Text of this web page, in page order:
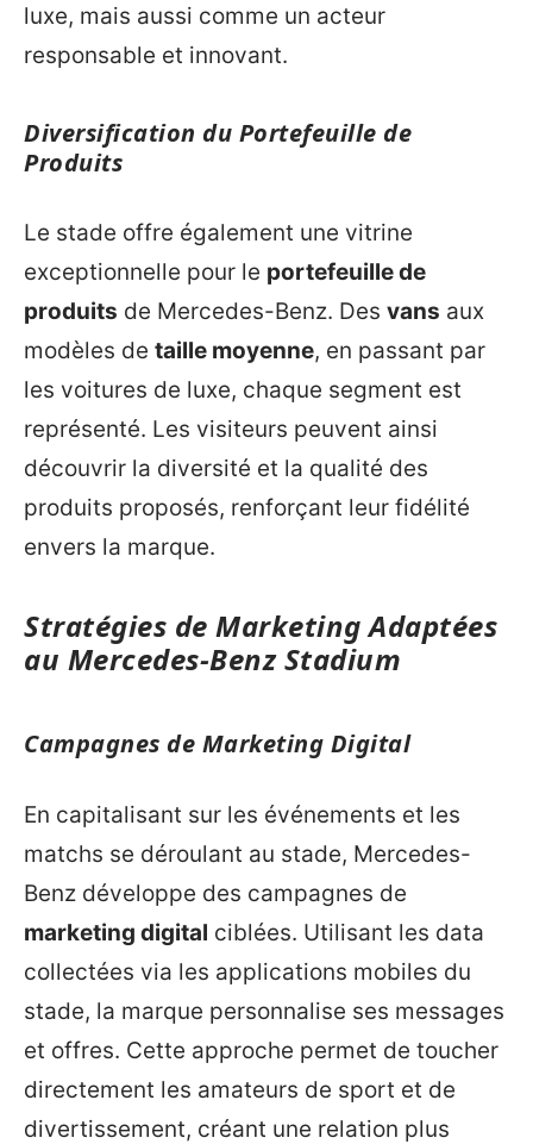
luxe, mais aussi comme un acteur
responsable et innovant.
Diversification du Portefeuille de
Produits
Le stade offre également une vitrine
exceptionnelle pour le portefeuille de
produits de Mercedes-Benz. Des vans aux
modèles de taille moyenne, en passant par
les voitures de luxe, chaque segment est
représenté. Les visiteurs peuvent ainsi
découvrir la diversité et la qualité des
produits proposés, renforçant leur fidélité
envers la marque.
Stratégies de Marketing Adaptées
au Mercedes-Benz Stadium
Campagnes de Marketing Digital
En capitalisant sur les événements et les
matchs se déroulant au stade, Mercedes-
Benz développe des campagnes de
marketing digital ciblées. Utilisant les data
collectées via les applications mobiles du
stade, la marque personnalise ses messages
et offres. Cette approche permet de toucher
directement les amateurs de sport et de
divertissement, créant une relation plus